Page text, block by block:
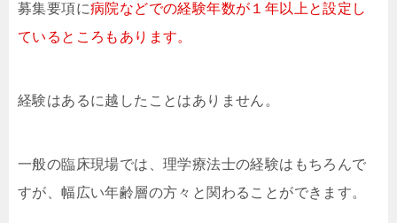
募集要項に病院などでの経験年数が１年以上と設定し
ているところもあります。
経験はあるに越したことはありません。
一般の臨床現場では、理学療法士の経験はもちろんで
すが、幅広い年齢層の方々と関わることができます。